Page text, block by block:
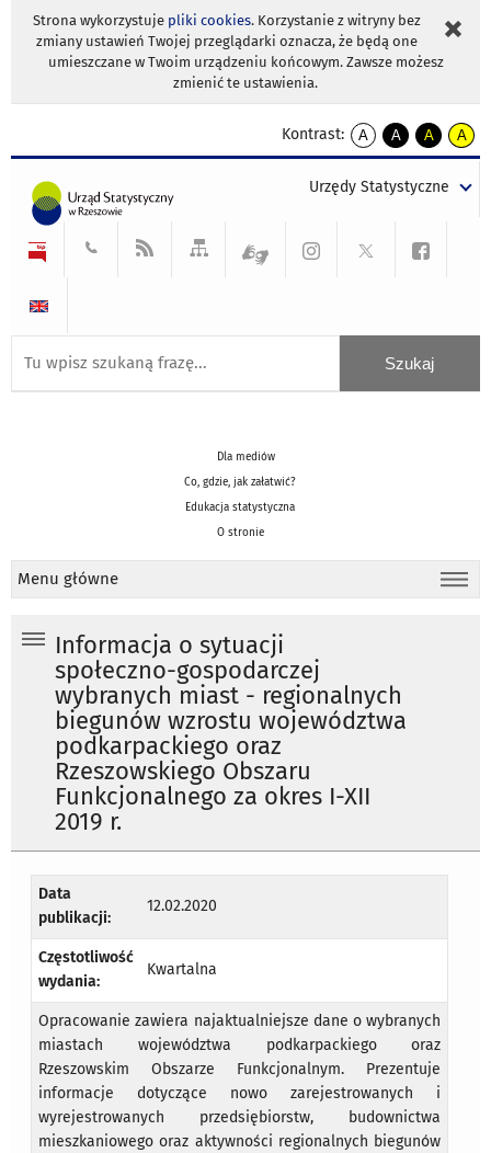
Strona wykorzystuje pliki cookies. Korzystanie z witryny bez
zmiany ustawień Twojej przeglądarki oznacza, że będą one
umieszczane w Twoim urządzeniu końcowym. Zawsze możesz
zmienić te ustawienia.
Kontrast:
A
kontrast
A
kontrast
tekst
czarnym
A
kontrast
tekst
czarnym
A
tekst
żółtym
Urzędy Statystyczne
Dla mediów
Co, gdzie, jak załatwić?
Edukacja statystyczna
O stronie
Menu główne
Informacja o sytuacji
społeczno-gospodarczej
wybranych miast - regionalnych
biegunów wzrostu województwa
podkarpackiego oraz
Rzeszowskiego Obszaru
Funkcjonalnego za okres I-XII
2019 r.
Data
publikacji:
12.02.2020
Częstotliwość
wydania:
Kwartalna
Opracowanie zawiera najaktualniejsze dane o wybranych
miastach województwa podkarpackiego oraz
Rzeszowskim Obszarze Funkcjonalnym. Prezentuje
informacje dotyczące nowo zarejestrowanych i
wyrejestrowanych przedsiębiorstw, budownictwa
mieszkaniowego oraz aktywności regionalnych biegunów